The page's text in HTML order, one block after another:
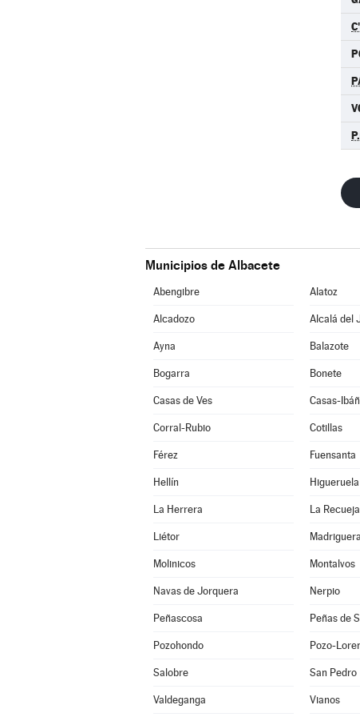
Municipios de Albacete
Abengibre Alatoz
Alcadozo Alcalá del
Ayna Balazote
Bogarra Bonete
Casas de Ves Casas-
Corral-Rubio Cotillas
Férez Fuensanta
Hellín Higueruela
La Herrera La Recueja
Liétor
Molinicos Montalvos
Navas de Jorquera Nerpio
Peñascosa Peñas de
Pozohondo Pozo-
Salobre San Pedro
Valdeganga Vianos